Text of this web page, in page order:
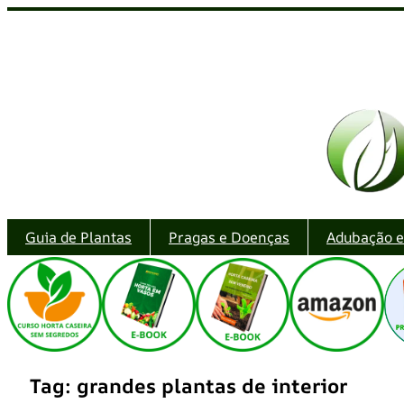
Guia de Plantas Pragas e Doenças Adubação
Tag: grandes plantas de interior